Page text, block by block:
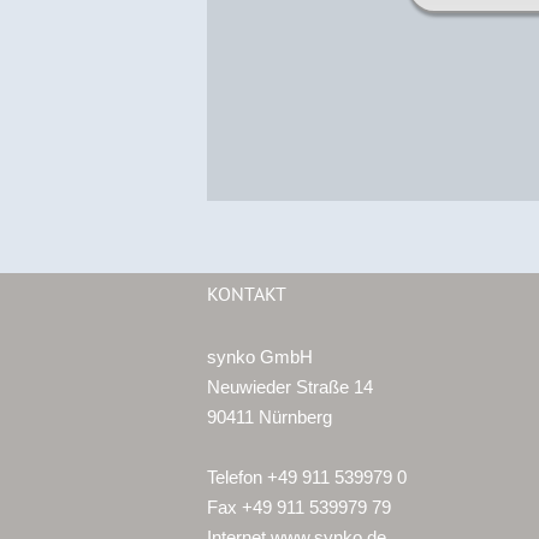
KONTAKT
synko GmbH
Neuwieder Straße 14
90411 Nürnberg
Telefon +49 911 539979 0
Fax +49 911 539979 79